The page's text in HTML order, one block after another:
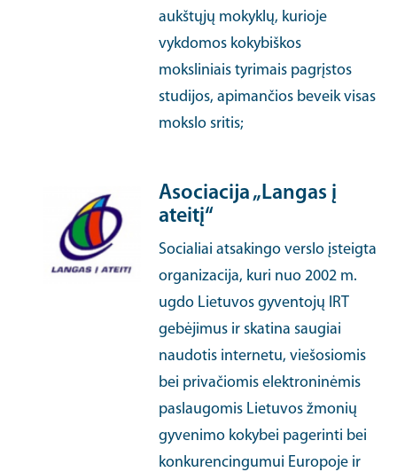
aukštųjų mokyklų, kurioje
vykdomos kokybiškos
moksliniais tyrimais pagrįstos
studijos, apimančios beveik visas
mokslo sritis;
Asociacija „Langas į
ateitį“
Socialiai atsakingo verslo įsteigta
organizacija, kuri nuo 2002 m.
ugdo Lietuvos gyventojų IRT
gebėjimus ir skatina saugiai
naudotis internetu, viešosiomis
bei privačiomis elektroninėmis
paslaugomis Lietuvos žmonių
gyvenimo kokybei pagerinti bei
konkurencingumui Europoje ir